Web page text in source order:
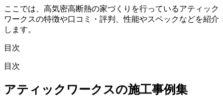
ここでは、高気密高断熱の家づくりを行っているアティック
ワークスの特徴や口コミ・評判、性能やスペックなどを紹介
します。
目次
目次
アティックワークスの施工事例集